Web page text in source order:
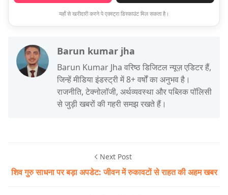
यहाँ से खरीदारी करने पे एक्स्ट्रा डिस्काउंट मिल सकता है।
Barun kumar jha
Barun Kumar Jha वरिष्ठ डिजिटल न्यूज़ एडिटर हैं,
जिन्हें मीडिया इंडस्ट्री में 8+ वर्षों का अनुभव है।
राजनीति, टेक्नोलॉजी, अर्थव्यवस्था और पब्लिक पॉलिसी
से जुड़ी खबरों की गहरी समझ रखते हैं।
Next Post
शिव गुरु साधना पर बड़ा अपडेट: जीवन में रुकावटों से राहत की अहम खबर